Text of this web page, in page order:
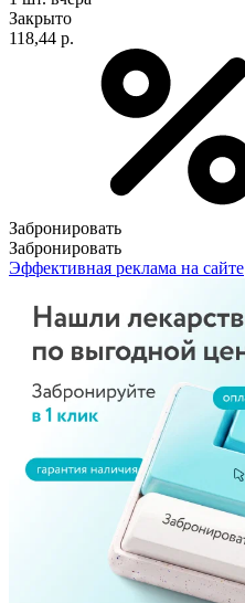
Закрыто
118,44 р.
Забронировать
Забронировать
Эффективная реклама на сайте